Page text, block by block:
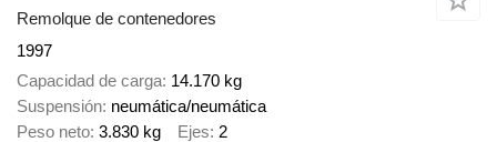
Remolque de contenedores
1997
Capacidad de carga 14.170 kg
Suspensión neumática/neumática
Peso neto 3.830 kg Ejes 2